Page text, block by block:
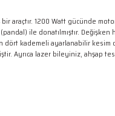
araçtır. 1200 Watt
ile donatılmıştır.
kademeli ayarlanabilir kesim
Ayrıca lazer bileyiniz, ahşap